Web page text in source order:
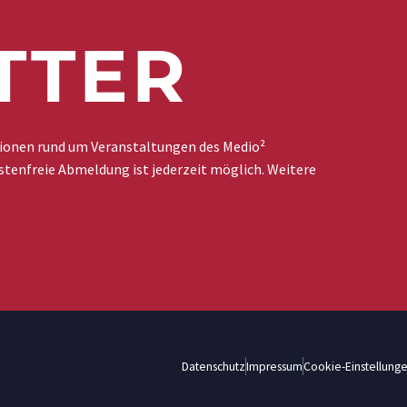
rund um Veranstaltungen des Medio²
Abmeldung ist jederzeit möglich. Weitere
DatenschutzImpressumCookie-